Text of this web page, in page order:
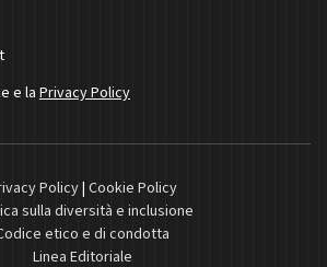
e la Privacy Policy
Policy| Cookie Policy
sulla diversità e inclusione
etico e di condotta
Linea Editoriale